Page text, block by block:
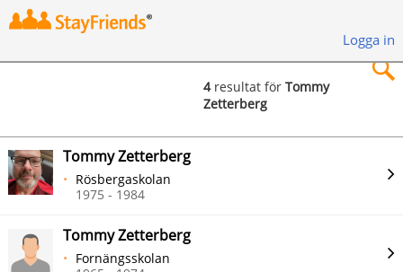
Logga in
Sök
4resultat förTommy
Zetterberg
Tommy Zetterberg
Rösbergaskolan
1975 - 1984
Tommy Zetterberg
Fornängsskolan